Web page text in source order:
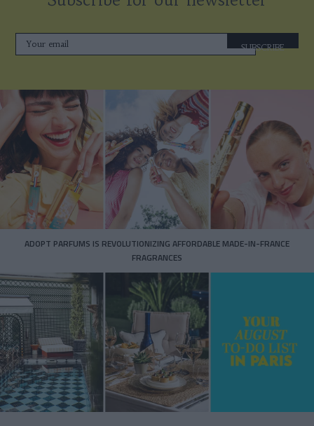
SUBSCRIBE
ADOPT PARFUMS IS REVOLUTIONIZING AFFORDABLE MADE-IN-FRANCE
FRAGRANCES